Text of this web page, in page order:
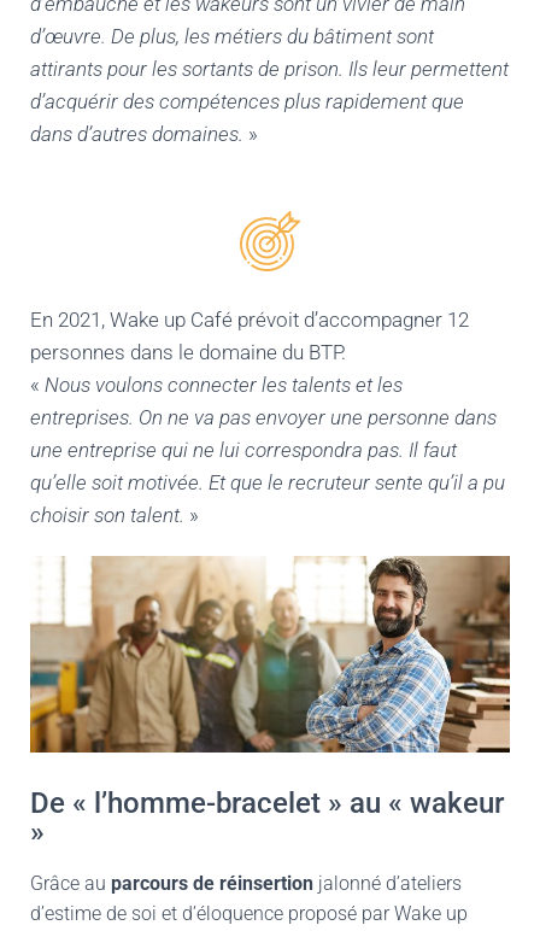
d’œuvre. De plus, les métiers du bâtiment sont
attirants pour les sortants de prison. Ils leur permettent
d’acquérir des compétences plus rapidement que
dans d’autres domaines. »
En 2021, Wake up Café prévoit d’accompagner 12
personnes dans le domaine du BTP.
« Nous voulons connecter les talents et les
entreprises. On ne va pas envoyer une personne dans
une entreprise qui ne lui correspondra pas. Il faut
qu’elle soit motivée. Et que le recruteur sente qu’il a pu
choisir son talent. »
De « l’homme-bracelet » au « wakeur
»
Grâce au parcours de réinsertion jalonné d’ateliers
d’estime de soi et d’éloquence proposé par Wake up